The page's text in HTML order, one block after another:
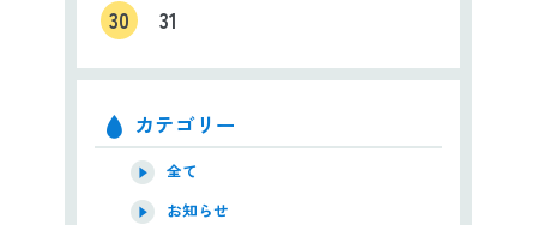
30
31
カテゴリー
全て
お知らせ